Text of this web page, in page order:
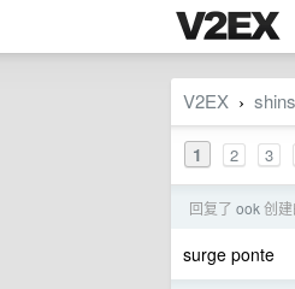
V2EX ›
1 2 3
回复了 ook创
surge ponte